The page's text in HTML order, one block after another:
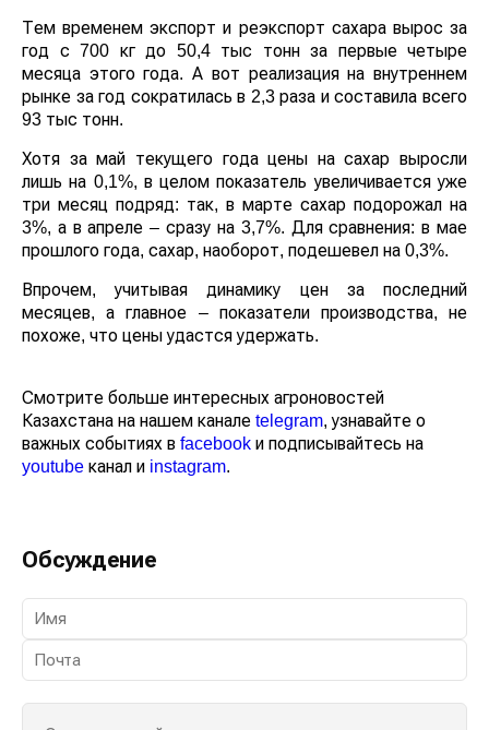
Тем временем экспорт и реэкспорт сахара вырос за
год с 700 кг до 50,4 тыс тонн за первые четыре
месяца этого года. А вот реализация на внутреннем
рынке за год сократилась в 2,3 раза и составила всего
93 тыс тонн.
Хотя за май текущего года цены на сахар выросли
лишь на 0,1%, в целом показатель увеличивается уже
три месяц подряд: так, в марте сахар подорожал на
3%, а в апреле – сразу на 3,7%. Для сравнения: в мае
прошлого года, сахар, наоборот, подешевел на 0,3%.
Впрочем, учитывая динамику цен за последний
месяцев, а главное – показатели производства, не
похоже, что цены удастся удержать.
Смотрите больше интересных агроновостей
Казахстана на нашем канале telegram, узнавайте о
важных событиях в facebook и подписывайтесь на
youtubeканал и instagram.
Обсуждение